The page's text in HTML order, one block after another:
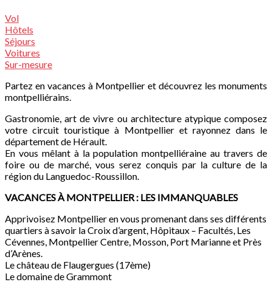
Vol
Hôtels
Séjours
Voitures
Sur-mesure
Partez en vacances à Montpellier et découvrez les monuments
montpelliérains.
Gastronomie, art de vivre ou architecture atypique composez
votre circuit touristique à Montpellier et rayonnez dans le
département de Hérault.
En vous mêlant à la population montpelliéraine au travers de
foire ou de marché, vous serez conquis par la culture de la
région du Languedoc-Roussillon.
VACANCES À MONTPELLIER : LES IMMANQUABLES
Apprivoisez Montpellier en vous promenant dans ses différents
quartiers à savoir la Croix d’argent, Hôpitaux – Facultés, Les
Cévennes, Montpellier Centre, Mosson, Port Marianne et Près
d’Arènes.
Le château de Flaugergues (17ème)
Le domaine de Grammont